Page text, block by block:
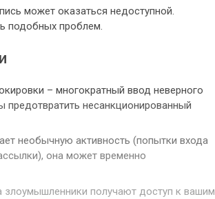
может оказаться недоступной.
подобных проблем.
– многократный ввод неверного
несанкционированный
необычную активность (попытки входа
она может временно
злоумышленники получают доступ к вашим